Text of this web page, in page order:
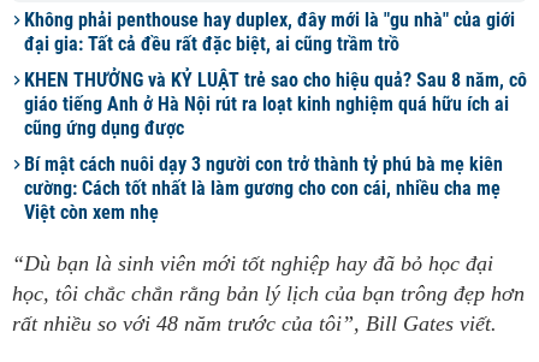
Không phải penthouse hay duplex, đây mới là "gu nhà" của giới
đại gia: Tất cả đều rất đặc biệt, ai cũng trầm trồ
KHEN THƯỞNG và KỶ LUẬT trẻ sao cho hiệu quả? Sau 8 năm, cô
giáo tiếng Anh ở Hà Nội rút ra loạt kinh nghiệm quá hữu ích ai
cũng ứng dụng được
Bí mật cách nuôi dạy 3 người con trở thành tỷ phú bà mẹ kiên
cường: Cách tốt nhất là làm gương cho con cái, nhiều cha mẹ
Việt còn xem nhẹ
“Dù bạn là sinh viên mới tốt nghiệp hay đã bỏ học đại
học, tôi chắc chắn rằng bản lý lịch của bạn trông đẹp hơn
rất nhiều so với 48 năm trước của tôi”, Bill Gates viết.